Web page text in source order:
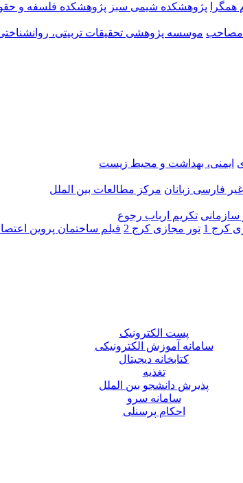
پژوهشکده شیمی سبز پژوهشکده فلسفه و
مصاحب موسسه پژوهشی تحقیقات تربیتی،
ایمنی، بهداشت و محیط زیست
فارسی زبانان مرکز مطالعات بین الملل
سازمانی تکریم ارباب رجوع
کرج 1 تور مجازی کرج 2
فیلم ساختمان پروین
پست الکترونیک
سامانه آموزش الکترونیکی
کتابخانه دیجیتال
تغذیه
پذیرش دانشجو بین الملل
سامانه سرو
احکام پرسنلی